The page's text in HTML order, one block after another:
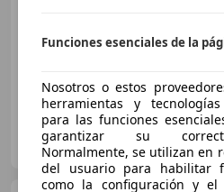
05/2021 41.000 km
Particular
ES-28020 Madrid
Funciones esenciales de la
Nosotros o estos
herramientas y
para las funciones
garantizar su
Normalmente, se utilizan en
del usuario para habilitar
como la configuración y